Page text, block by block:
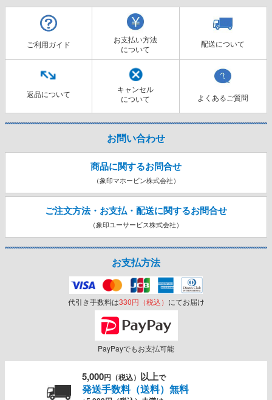
ご利用ガイド
お支払い方法
について
配送について
返品について
キャンセル
について
よくあるご質問
お問い合わせ
商品に関するお問合せ
（象印マホービン株式会社）
ご注文方法・お支払・配送に関するお問合せ
（象印ユーサービス株式会社）
お支払方法
代引き手数料は330円（税込） にてお届け
PayPayでもお支払可能
5,000円（税込） 以上で
発送手数料（送料）無料